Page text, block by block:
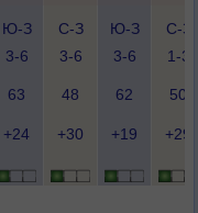
Ю-З
3-6
С-З
3-6
Ю-З
3-6
С-З
1-3
63 48 62 50
+24 +30 +19 +29